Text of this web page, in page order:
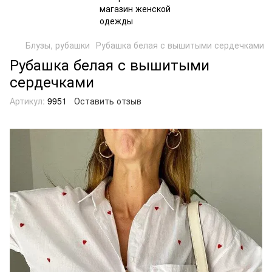
Блузы, рубашки Рубашка белая с вышитыми сердечками
Рубашка белая с вышитыми
сердечками
Артикул: 9951 Оставить отзыв